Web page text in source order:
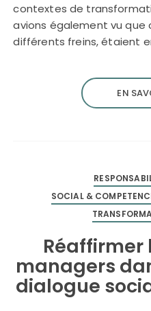
contextes de
avions également vu que
différents freins, étaient
EN
SOCIAL &
Réaffirmer
managers
dialogue